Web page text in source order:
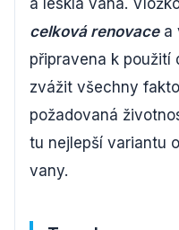
a lesklá vana.
celková renovacea
připravena k použití
zvážit všechny
požadovaná
tu nejlepší variantu
vany.